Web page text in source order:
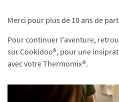
Merci pour plus de 10 ans de
Pour continuer l'aventure,
sur Cookidoo®, pour une
avec votre Thermomix®.